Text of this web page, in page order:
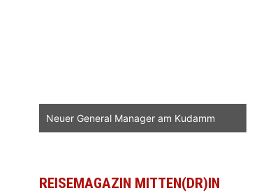
Neuer General Manager am Kudamm
REISEMAGAZIN MITTEN(DR)IN